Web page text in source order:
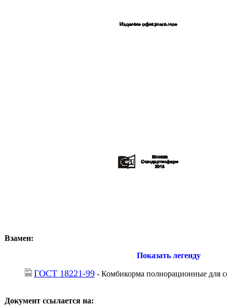
Взамен:
Показать легенду
ГОСТ 18221-99 - Комбикорма полнорационные для
Документ ссылается на: